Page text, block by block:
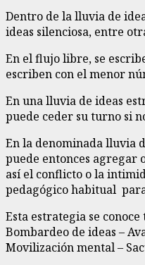
Dentro de la lluvia de
ideas silenciosa, entre
En el flujo libre, se
escriben con el menor
En una lluvia de ideas
puede ceder su turno si
En la denominada lluvia
puede entonces agregar
así el conflicto o la
pedagógico habitual
Esta estrategia se
Bombardeo de ideas –
Movilización mental –